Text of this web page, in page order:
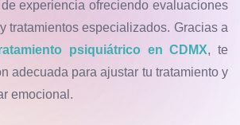
experiencia ofreciendo evaluaciones
tratamientos especializados. Gracias a
psiquiátrico en CDMX, te
adecuada para ajustar tu tratamiento y
emocional.